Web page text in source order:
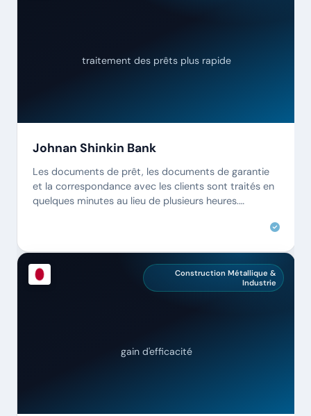
traitement des prêts plus rapide
Johnan Shinkin Bank
Les documents de prêt, les documents de garantie
et la correspondance avec les clients sont traités en
quelques minutes au lieu de plusieurs heures.
Construction Métallique &
Industrie
gain d'efficacité